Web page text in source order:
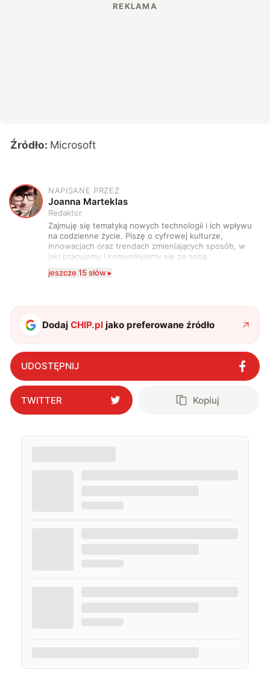
Źródło: Microsoft
J
NAPISANE PRZEZ
Joanna Marteklas
Redaktor
Zajmuję się tematyką nowych technologii i ich wpływu
na codzienne życie. Piszę o cyfrowej kulturze,
innowacjach oraz trendach zmieniających sposób, w
jaki pracujemy i komunikujemy się ze sobą.
technologii a współczesną popkulturą. W wolnych
jeszcze 15 słów ▸
DodajCHIP.pl jako preferowane źródło
UDOSTĘPNIJ
TWITTER Kopiuj